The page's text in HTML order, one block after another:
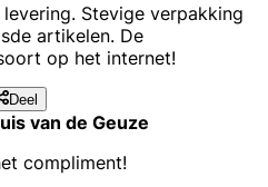
Stevige verpakking
artikelen. De
op het internet!
Deel
van de Geuze
compliment!